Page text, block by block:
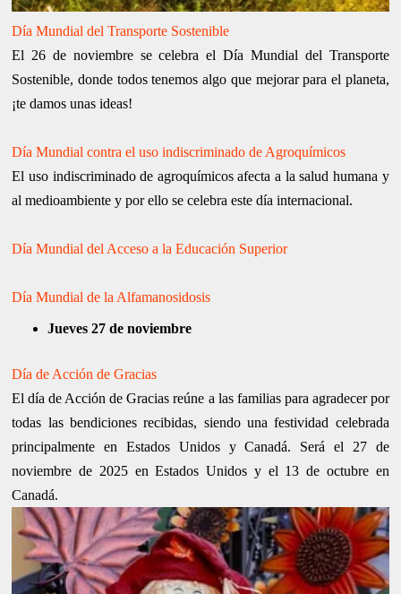
Día Mundial del Transporte Sostenible
El 26 de noviembre se celebra el Día Mundial del Transporte
Sostenible, donde todos tenemos algo que mejorar para el planeta,
¡te damos unas ideas!
Día Mundial contra el uso indiscriminado de Agroquímicos
El uso indiscriminado de agroquímicos afecta a la salud humana y
al medioambiente y por ello se celebra este día internacional.
Día Mundial del Acceso a la Educación Superior
Día Mundial de la Alfamanosidosis
Jueves 27 de noviembre
Día de Acción de Gracias
El día de Acción de Gracias reúne a las familias para agradecer por
todas las bendiciones recibidas, siendo una festividad celebrada
principalmente en Estados Unidos y Canadá. Será el 27 de
noviembre de 2025 en Estados Unidos y el 13 de octubre en
Canadá.